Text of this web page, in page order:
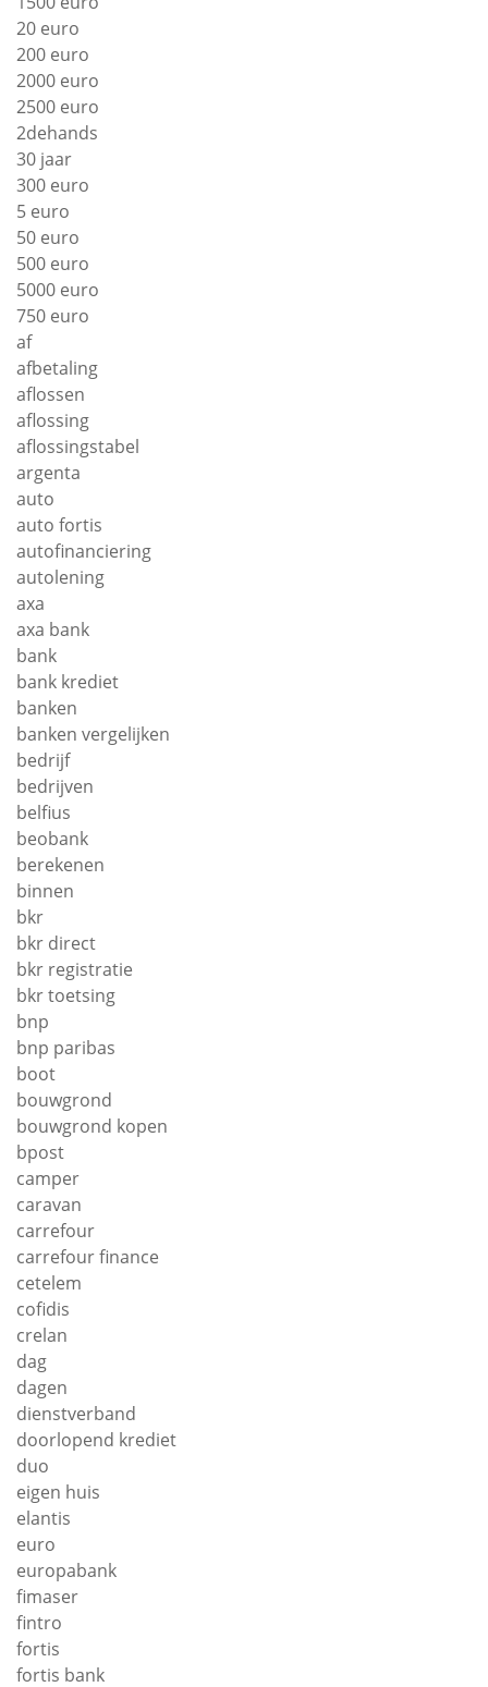
20 euro
200 euro
2000 euro
2500 euro
2dehands
30 jaar
300 euro
5 euro
50 euro
500 euro
5000 euro
750 euro
af
afbetaling
aflossen
aflossing
aflossingstabel
argenta
auto
auto fortis
autofinanciering
autolening
axa
axa bank
bank
bank krediet
banken
banken vergelijken
bedrijf
bedrijven
belfius
beobank
berekenen
binnen
bkr
bkr direct
bkr registratie
bkr toetsing
bnp
bnp paribas
boot
bouwgrond
bouwgrond kopen
bpost
camper
caravan
carrefour
carrefour finance
cetelem
cofidis
crelan
dag
dagen
dienstverband
doorlopend krediet
duo
eigen huis
elantis
euro
europabank
fimaser
fintro
fortis
fortis bank